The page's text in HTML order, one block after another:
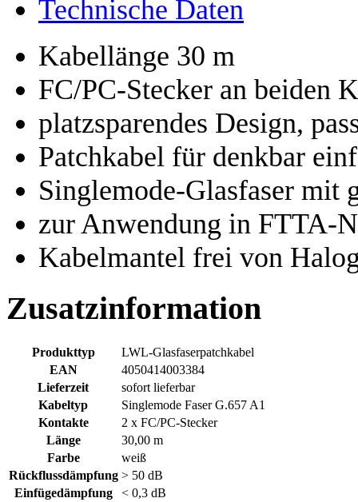
Technische Daten
Kabellänge 30 m
FC/PC-Stecker an beiden
platzsparendes Design,
Patchkabel für denkbar
Singlemode-Glasfaser mit
zur Anwendung in FTTA-
Kabelmantel frei von
Zusatzinformation
Produkttyp
LWL-Glasfaserpatchkabel
EAN
4050414003384
Lieferzeit
sofort lieferbar
Kabeltyp
Singlemode Faser G.657 A1
Kontakte
2 x FC/PC-Stecker
Länge
30,00 m
Farbe
weiß
Rückflussdämpfung > 50 dB
Einfügedämpfung
< 0,3 dB